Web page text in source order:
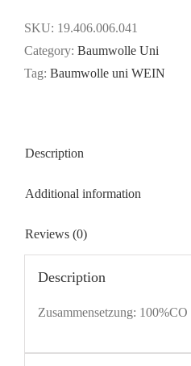
WEIN
quantity
SKU: 19.406.006.041
Category: Baumwolle Uni
Tag: Baumwolle uni WEIN
Description
Additional information
Reviews (0)
Description
Zusammensetzung: 100%CO